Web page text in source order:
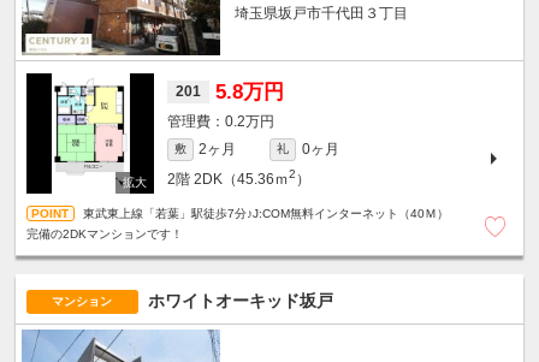
埼玉県坂戸市千代田３丁目
201 5.8万円
0.2万円
敷 2ヶ月 礼
0ヶ月
2階 2DK（45.36ｍ2 ）
東武東上線「若葉」駅徒歩7分♪J:COM無料インターネット（40Ｍ）
完備の2DKマンションです！
マンション ホワイトオーキッド坂戸